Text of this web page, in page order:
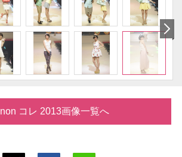
non コレ 2013画像一覧へ